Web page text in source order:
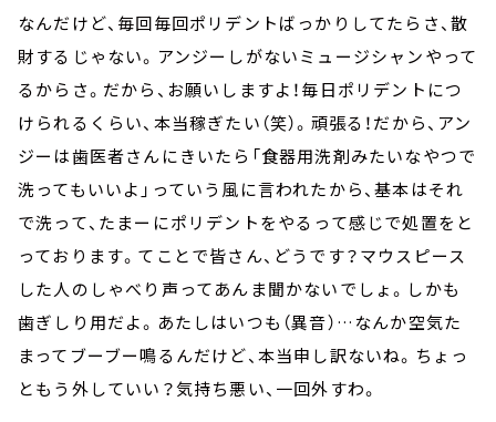
なんだけど、毎回毎回ポリデントばっかりしてたらさ、散
財するじゃない。アンジーしがないミュージシャンやって
るからさ。だから、お願いしますよ！毎日ポリデントにつ
けられるくらい、本当稼ぎたい（笑）。頑張る！だから、アン
ジーは歯医者さんにきいたら「食器用洗剤みたいなやつで
洗ってもいいよ」っていう風に言われたから、基本はそれ
で洗って、たまーにポリデントをやるって感じで処置をと
っております。てことで皆さん、どうです？マウスピース
した人のしゃべり声ってあんま聞かないでしょ。しかも
歯ぎしり用だよ。あたしはいつも（異音）…なんか空気た
まってブーブー鳴るんだけど、本当申し訳ないね。ちょっ
ともう外していい？気持ち悪い、一回外すわ。